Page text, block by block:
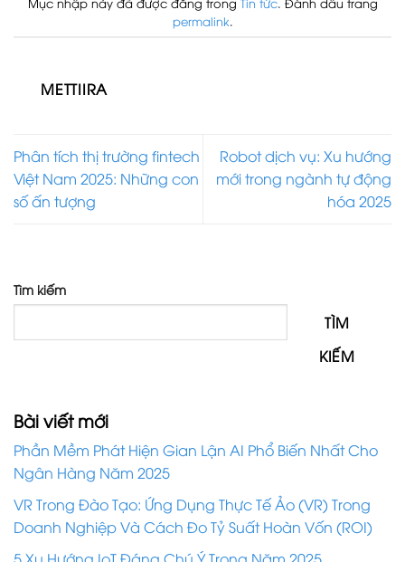
permalink
METTIIRA
Phân tích thị trường fintech
Việt Nam 2025: Những con
số ấn tượng
Robot dịch vụ: Xu hướng
mới trong ngành tự động
hóa 2025
Tìm kiếm
TÌM
KIẾM
Bài viết mới
Phần Mềm Phát Hiện Gian Lận AI Phổ Biến Nhất Cho
Ngân Hàng Năm 2025
VR Trong Đào Tạo: Ứng Dụng Thực Tế Ảo (VR) Trong
Doanh Nghiệp Và Cách Đo Tỷ Suất Hoàn Vốn (ROI)